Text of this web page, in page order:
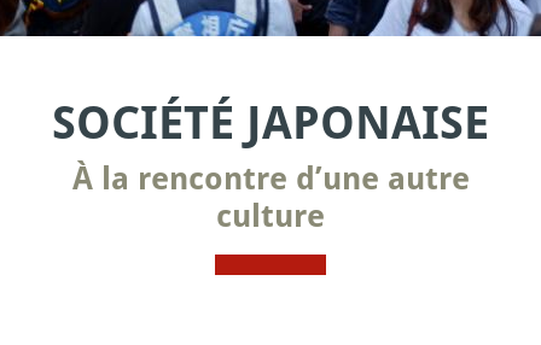
SOCIÉTÉ JAPONAISE
À la rencontre d’une autre
culture